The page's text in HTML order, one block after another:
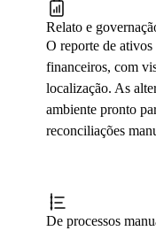
Relato e
O reporte de ativos
financeiros, com
localização. As
ambiente pronto
reconciliações
De processos